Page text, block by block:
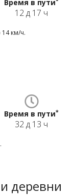
Время в пути
12 д 17 ч
км/ч.
Время в пути*
32 д 13 ч
деревни